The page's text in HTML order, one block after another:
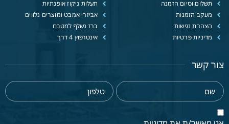
תשלום וסיום הזמנה
מעקב הזמנות
הצהרת נגישות
מדיניות פרטיות
תעלות ניקוז אופנתיות
אביזרי אמבט ומוצרים נלווים
ברז נשלף למטבח
אינטרפוץ 4 דרך
צור קשר